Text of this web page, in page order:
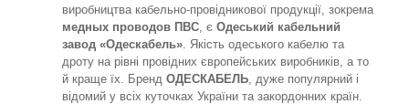
виробництва кабельно-провідникової продукції, зокрема
медных проводов ПВС , є Одеський кабельний
завод «Одескабель» . Якість одеського кабелю та
дроту на рівні провідних європейських виробників, а то
й краще їх. Бренд ОДЕСКАБЕЛЬ , дуже популярний і
відомий у всіх куточках України та закордонних країн.